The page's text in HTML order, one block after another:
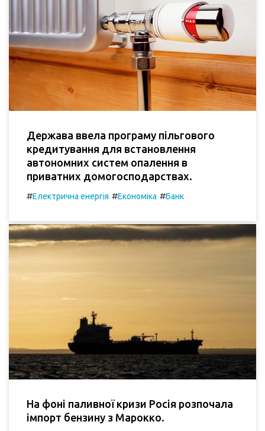
Держава ввела програму пільгового
кредитування для встановлення
автономних систем опалення в
приватних домогосподарствах.
#Електрична енергія #Економіка #Банк
На фоні паливної кризи Росія розпочала
імпорт бензину з Марокко.